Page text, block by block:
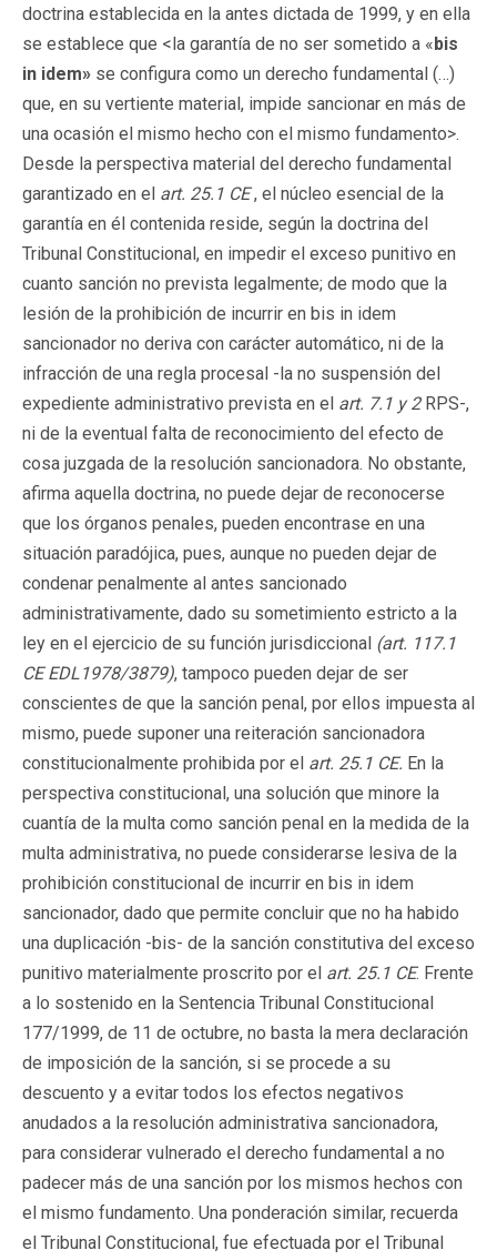
doctrina establecida en la antes dictada de 1999, y en ella
se establece que <la garantía de no ser sometido a «bis
in idem» se configura como un derecho fundamental (…)
que, en su vertiente material, impide sancionar en más de
una ocasión el mismo hecho con el mismo fundamento>.
Desde la perspectiva material del derecho fundamental
garantizado en el art. 25.1 CE, el núcleo esencial de la
garantía en él contenida reside, según la doctrina del
Tribunal Constitucional, en impedir el exceso punitivo en
cuanto sanción no prevista legalmente; de modo que la
lesión de la prohibición de incurrir en bis in idem
sancionador no deriva con carácter automático, ni de la
infracción de una regla procesal -la no suspensión del
expediente administrativo prevista en el art. 7.1 y 2 RPS-,
ni de la eventual falta de reconocimiento del efecto de
cosa juzgada de la resolución sancionadora. No obstante,
afirma aquella doctrina, no puede dejar de reconocerse
que los órganos penales, pueden encontrase en una
situación paradójica, pues, aunque no pueden dejar de
condenar penalmente al antes sancionado
administrativamente, dado su sometimiento estricto a la
ley en el ejercicio de su función jurisdiccional (art. 117.1
CE EDL1978/3879), tampoco pueden dejar de ser
conscientes de que la sanción penal, por ellos impuesta al
mismo, puede suponer una reiteración sancionadora
constitucionalmente prohibida por el art. 25.1 CE. En la
perspectiva constitucional, una solución que minore la
cuantía de la multa como sanción penal en la medida de la
multa administrativa, no puede considerarse lesiva de la
prohibición constitucional de incurrir en bis in idem
sancionador, dado que permite concluir que no ha habido
una duplicación -bis- de la sanción constitutiva del exceso
punitivo materialmente proscrito por el art. 25.1 CE. Frente
a lo sostenido en la Sentencia Tribunal Constitucional
177/1999, de 11 de octubre, no basta la mera declaración
de imposición de la sanción, si se procede a su
descuento y a evitar todos los efectos negativos
anudados a la resolución administrativa sancionadora,
para considerar vulnerado el derecho fundamental a no
padecer más de una sanción por los mismos hechos con
el mismo fundamento. Una ponderación similar, recuerda
el Tribunal Constitucional, fue efectuada por el Tribunal